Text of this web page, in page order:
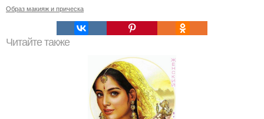
Образ макияж и прическа
Читайте также